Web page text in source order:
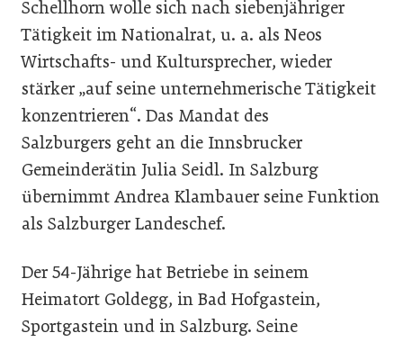
Schellhorn wolle sich nach siebenjähriger
Tätigkeit im Nationalrat, u. a. als Neos
Wirtschafts- und Kultursprecher, wieder
stärker „auf seine unternehmerische Tätigkeit
konzentrieren“. Das Mandat des
Salzburgers geht an die Innsbrucker
Gemeinderätin Julia Seidl. In Salzburg
übernimmt Andrea Klambauer seine Funktion
als Salzburger Landeschef.
Der 54-Jährige hat Betriebe in seinem
Heimatort Goldegg, in Bad Hofgastein,
Sportgastein und in Salzburg. Seine